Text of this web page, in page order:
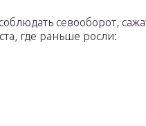
севооборот,
где раньше росли: